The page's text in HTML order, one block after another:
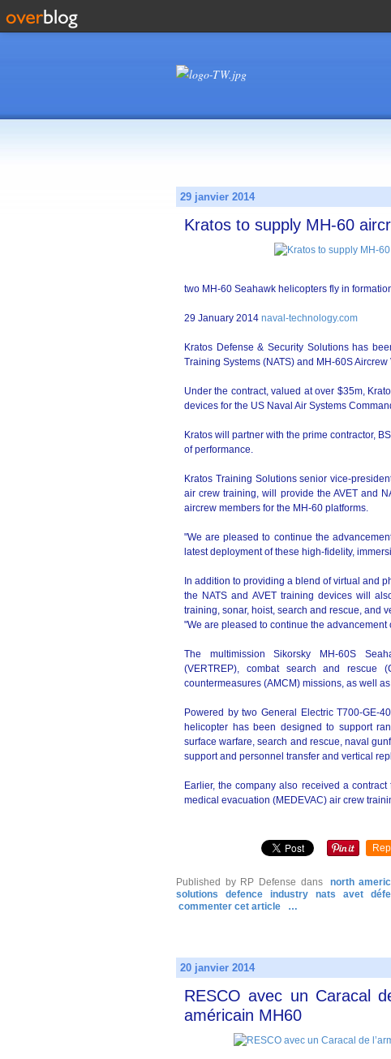
29 janvier 2014
Kratos to supply MH-60
two MH-60 Seahawk helicopters fly in
29 January 2014 naval-technology.com
Kratos Defense & Security Solutions has
Training Systems (NATS) and MH-60S
Under the contract, valued at over $35m,
devices for the US Naval Air Systems
Kratos will partner with the prime contractor,
of performance.
Kratos Training Solutions senior vice-
air crew training, will provide the AVET and
aircrew members for the MH-60 platforms.
"We are pleased to continue the
latest deployment of these high-fidelity,
In addition to providing a blend of virtual and
the NATS and AVET training devices will
training, sonar, hoist, search and rescue, and
"We are pleased to continue the
The multimission Sikorsky MH-60S
(VERTREP), combat search and rescue
countermeasures (AMCM) missions, as well
Powered by two General Electric T700-GE-
helicopter has been designed to support
surface warfare, search and rescue, naval
support and personnel transfer and vertical
Earlier, the company also received a
medical evacuation (MEDEVAC) air crew
Published by RP Defense dans north
solutions
defence industry nats avet
commenter cet article
…
20 janvier 2014
RESCO avec un Caracal
américain MH60